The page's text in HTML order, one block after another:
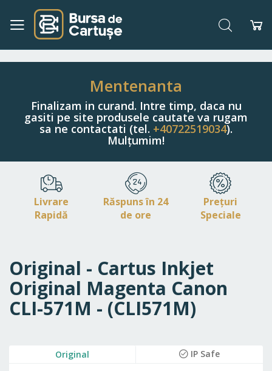
Navigați
Conținut
Căutare
Mentenanta
Finalizam in curand. Intre timp, daca nu
gasiti pe site produsele cautate va rugam
sa ne contactati (tel. +40722519034).
Mulțumim!
Livrare
Rapidă
Răspuns în 24
de ore
Prețuri
Speciale
Original - Cartus Inkjet
Original Magenta Canon
CLI-571M - (CLI571M)
Original IP Safe